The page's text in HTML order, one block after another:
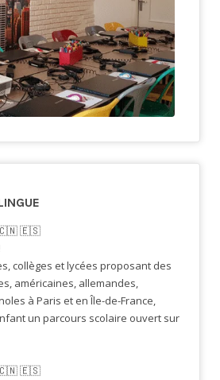
🇪🇸​
collèges et lycées proposant des
américaines, allemandes,
à Paris et en Île-de-France,
un parcours scolaire ouvert sur
🇪🇸​